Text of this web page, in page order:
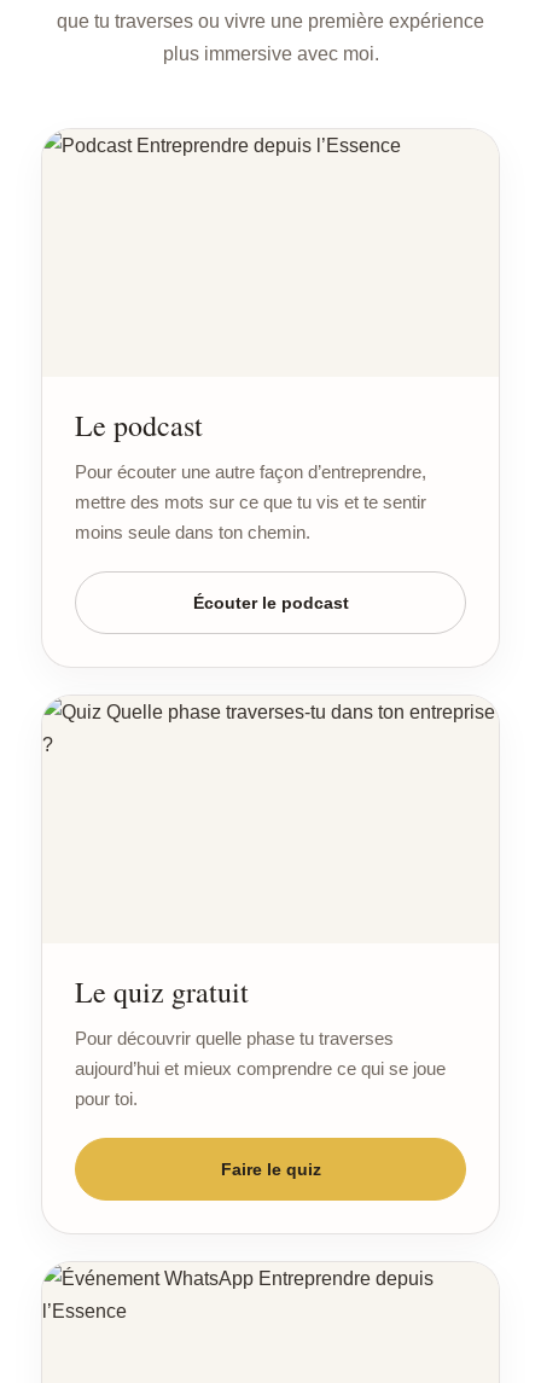
que tu traverses ou vivre une première expérience
plus immersive avec moi.
Le podcast
Pour écouter une autre façon d’entreprendre,
mettre des mots sur ce que tu vis et te sentir
moins seule dans ton chemin.
Écouter le podcast
Le quiz gratuit
Pour découvrir quelle phase tu traverses
aujourd’hui et mieux comprendre ce qui se joue
pour toi.
Faire le quiz